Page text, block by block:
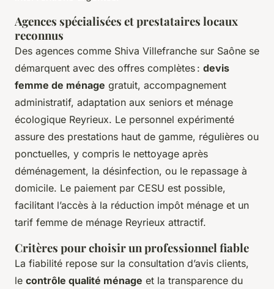
Agences spécialisées et prestataires locaux
reconnus
Des agences comme Shiva Villefranche sur Saône se
démarquent avec des offres complètes : devis
femme de ménage gratuit, accompagnement
administratif, adaptation aux seniors et ménage
écologique Reyrieux. Le personnel expérimenté
assure des prestations haut de gamme, régulières ou
ponctuelles, y compris le nettoyage après
déménagement, la désinfection, ou le repassage à
domicile. Le paiement par CESU est possible,
facilitant l’accès à la réduction impôt ménage et un
tarif femme de ménage Reyrieux attractif.
Critères pour choisir un professionnel fiable
La fiabilité repose sur la consultation d’avis clients,
le contrôle qualité ménage et la transparence du